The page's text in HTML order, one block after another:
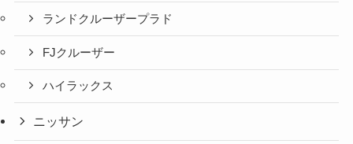
ランドクルーザープラド
FJクルーザー
ハイラックス
ニッサン